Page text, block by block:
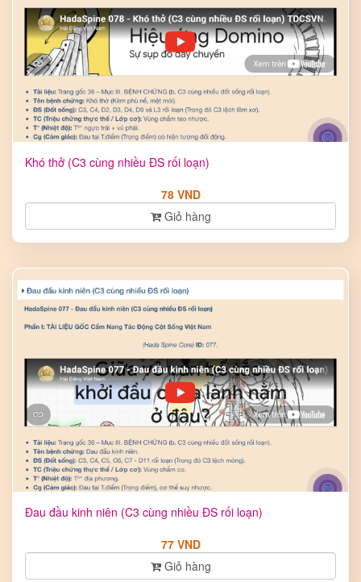
Khó thở (C3 cùng nhiều ĐS rối loạn)
78 VND
Giỏ hàng
Đau đầu kinh niên (C3 cùng nhiều ĐS rối loạn)
77 VND
Giỏ hàng